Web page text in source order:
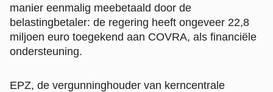
manier eenmalig meebetaald door de
belastingbetaler: de regering heeft ongeveer 22,8
miljoen euro toegekend aan COVRA, als financiële
ondersteuning.
EPZ, de vergunninghouder van kerncentrale